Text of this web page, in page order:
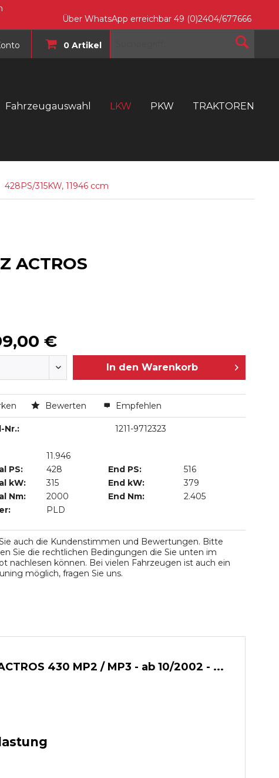
Über WhatsApp erreichbar 49 (0)2404/677666
0 Artikel
Fahrzeugauswahl LKW PKW TRAKTOREN
428PS/315KW, 11946 ccm
ACTROS
€
In den Warenkorb
Bewerten Empfehlen
Nr.: 1211-9712323
11.946
PS:
428 End PS:
516
kW:
315 End kW:
379
Nm:
2000 End Nm:
2.405
PLD
auch die Kundenstimmen und Bewertungen. Bitte
Sie die rechtlichen Bedingungen die Sie unten im
nachlesen können. Bei vielen Fahrzeugen ist auch ein
möglich, fragen Sie uns.
430 MP2 / MP3 - ab 10/2002 - ...